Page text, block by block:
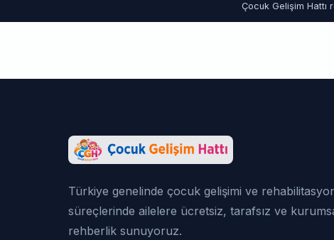
Çocuk Gelişim Hattı
Türkiye genelinde çocuk gelişimi ve
süreçlerinde ailelere ücretsiz, tarafsız ve
rehberlik sunuyoruz.